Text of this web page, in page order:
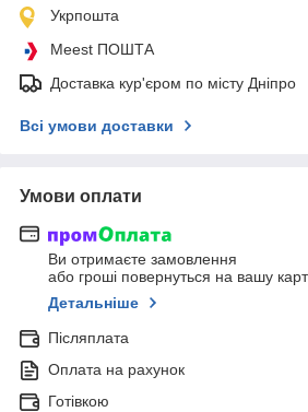
Укрпошта
Meest ПОШТА
Доставка кур'єром по місту Дніпро
Всі умови доставки
Умови оплати
Ви отримаєте замовлення
або гроші повернуться на вашу
Детальніше
Післяплата
Оплата на рахунок
Готівкою